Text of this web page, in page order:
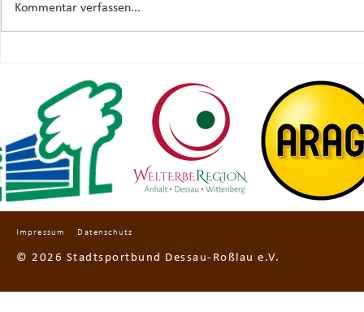
Kommentar verfassen...
Impressum Datenschutz
© 2026 Stadtsportbund Dessau-Roßlau e.V.